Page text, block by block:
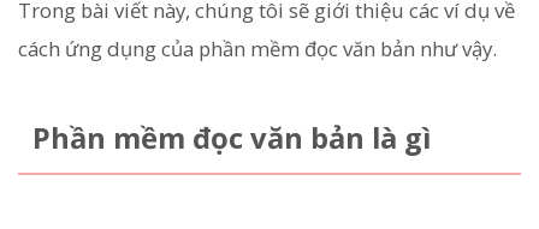
Trong bài viết này, chúng tôi sẽ giới thiệu các ví dụ về
cách ứng dụng của phần mềm đọc văn bản như vậy.
Phần mềm đọc văn bản là gì